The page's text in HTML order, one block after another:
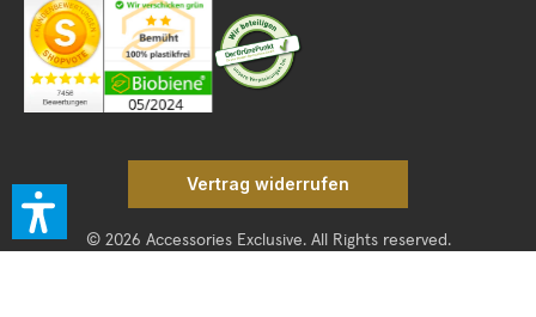
Vertrag widerrufen
© 2026 Accessories Exclusive. All Rights reserved.